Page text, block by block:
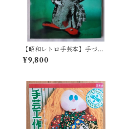
【昭和レトロ手芸本】手づく
り人形 - 和田絢子(昭和40年)
¥9,800